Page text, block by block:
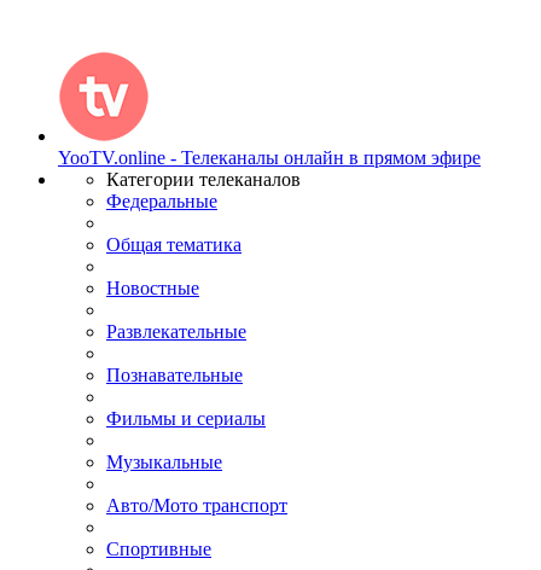
YooTV.online - Телеканалы онлайн в прямом эфире
Категории телеканалов
Федеральные
Общая тематика
Новостные
Развлекательные
Познавательные
Фильмы и сериалы
Музыкальные
Авто/Мото транспорт
Спортивные